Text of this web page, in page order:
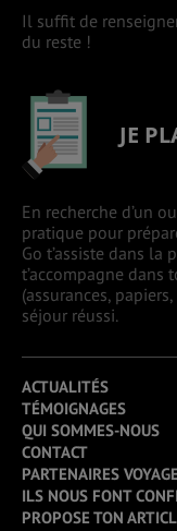
Il suffit de
du reste !
JE
En recherche d’un
pratique pour
Go t’assiste dans
t’accompagne dans
(assurances,
séjour réussi.
ACTUALITÉS
TÉMOIGNAGES
QUI SOMMES-NOUS
CONTACT
PARTENAIRES VOYAGE
ILS NOUS FONT
PROPOSE TON